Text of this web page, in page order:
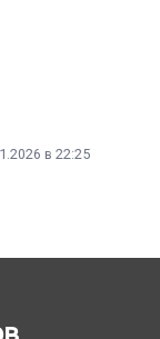
в 22:25